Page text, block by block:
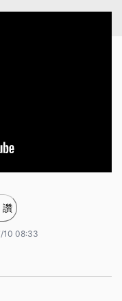
讚
10 08:33